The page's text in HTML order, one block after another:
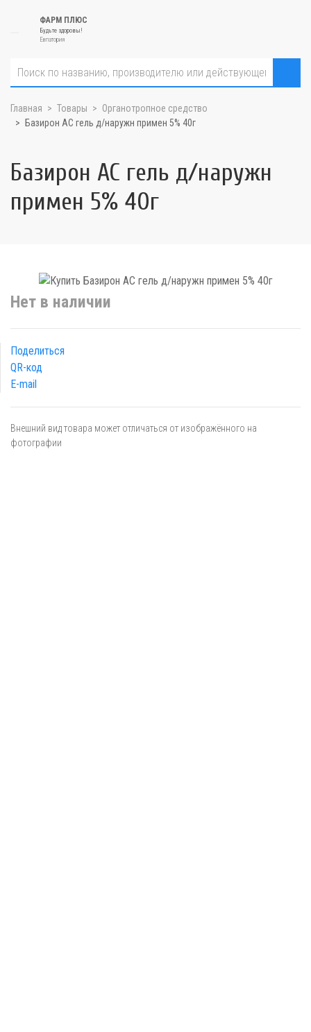
ФАРМ ПЛЮС
Будьте здоровы!
Евпатория
Главная Товары
Органотропное средство
Базирон АС гель д/наружн примен 5% 40г
Базирон АС гель д/наружн
примен 5% 40г
Нет в наличии
Поделиться
QR-код
E-mail
Внешний вид товара может отличаться от изображённого на
фотографии